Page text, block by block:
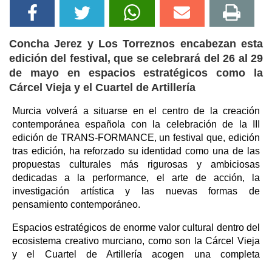
Concha Jerez y Los Torreznos encabezan esta
edición del festival, que se celebrará del 26 al 29
de mayo en espacios estratégicos como la
Cárcel Vieja y el Cuartel de Artillería
Murcia volverá a situarse en el centro de la creación
contemporánea española con la celebración de la III
edición de TRANS-FORMANCE, un festival que, edición
tras edición, ha reforzado su identidad como una de las
propuestas culturales más rigurosas y ambiciosas
dedicadas a la performance, el arte de acción, la
investigación artística y las nuevas formas de
pensamiento contemporáneo.
Espacios estratégicos de enorme valor cultural dentro del
ecosistema creativo murciano, como son la Cárcel Vieja
y el Cuartel de Artillería acogen una completa